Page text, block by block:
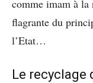
comme imam à la
flagrante du
l’Etat…
Le recyclage